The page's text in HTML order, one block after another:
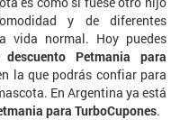
y de diferentes
vida normal. Hoy puedes
Petmania para
la que podrás confiar para
En Argentina ya está
para TurboCupones.